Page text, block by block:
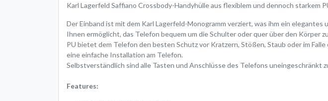
Karl Lagerfeld Saffiano Crossbody-Handyhülle aus flexiblem und dennoch starkem
Der Einband ist mit dem Karl Lagerfeld-Monogramm verziert, was ihm ein
Ihnen ermöglicht, das Telefon bequem um die Schulter oder quer über den Körper
PU bietet dem Telefon den besten Schutz vor Kratzern, Stößen, Staub oder im
eine einfache Installation am Telefon.
Selbstverständlich sind alle Tasten und Anschlüsse des Telefons uneingeschränkt
Features: